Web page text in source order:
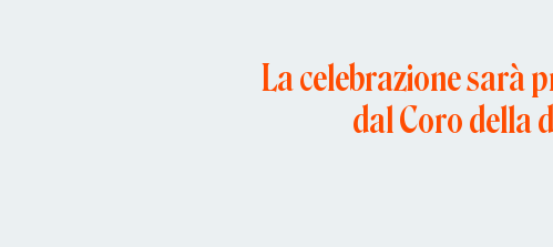
La celebrazione sarà
dal Coro della